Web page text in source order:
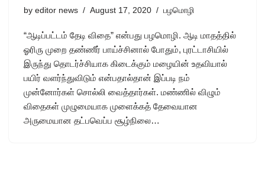
by editor news August 17, 2020 பழமொழி
“ஆடிப்பட்டம் தேடி விதை” என்பது பழமொழி. ஆடி மாதத்தில்
ஓரிரு முறை தண்ணீர் பாய்ச்சினால் போதும், புரட்டாசியில்
இருந்து தொடர்ச்சியாக கிடைக்கும் மழையின் உதவியால்
பயிர் வளர்ந்துவிடும் என்பதால்தான் இப்படி நம்
முன்னோர்கள் சொல்லி வைத்தார்கள். மண்ணில் விழும்
விதைகள் முழுமையாக முளைக்கத் தேவையான
அருமையான தட்பவெப்ப சூழ்நிலை…